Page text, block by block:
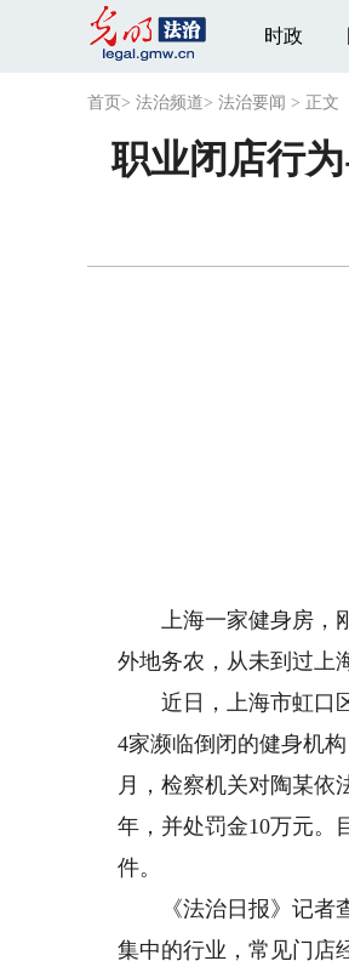
时政
首页 > 法治频道> 法治要闻 > 正文
职业闭店行
上海一家健身房，刚
外地务农，从未到过上
近日，上海市虹口区
4家濒临倒闭的健身机
月，检察机关对陶某依
年，并处罚金10万元。
件。
《法治日报》记者查
集中的行业，常见门店